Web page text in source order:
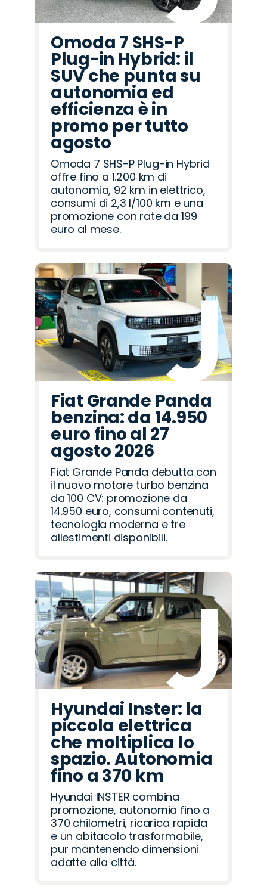
Omoda 7 SHS-P
Plug-in Hybrid: il
SUV che punta su
autonomia ed
efficienza è in
promo per tutto
agosto
Omoda 7 SHS-P Plug-in Hybrid
offre fino a 1.200 km di
autonomia, 92 km in elettrico,
consumi di 2,3 l/100 km e una
promozione con rate da 199
euro al mese.
Fiat Grande Panda
benzina: da 14.950
euro fino al 27
agosto 2026
Fiat Grande Panda debutta con
il nuovo motore turbo benzina
da 100 CV: promozione da
14.950 euro, consumi contenuti,
tecnologia moderna e tre
allestimenti disponibili.
Hyundai Inster: la
piccola elettrica
che moltiplica lo
spazio. Autonomia
fino a 370 km
Hyundai INSTER combina
promozione, autonomia fino a
370 chilometri, ricarica rapida
e un abitacolo trasformabile,
pur mantenendo dimensioni
adatte alla città.